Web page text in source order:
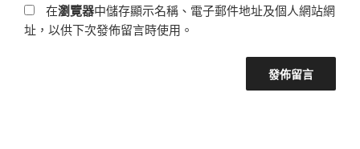
在瀏覽器中儲存顯示名稱、電子郵件地址及個人網站網
址，以供下次發佈留言時使用。